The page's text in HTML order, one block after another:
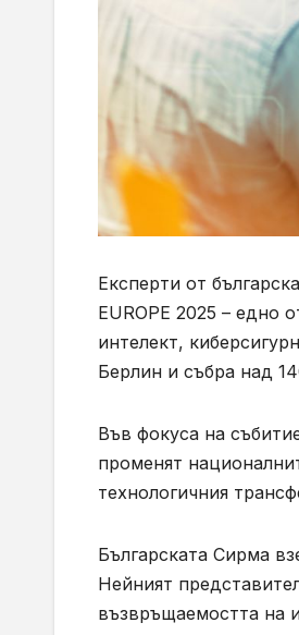
Експерти от
EUROPE 2025 – едно
интелект,
Берлин и събра над
Във фокуса на
променят
технологичния
Българската Сирма
Нейният
възвръщаемостта на